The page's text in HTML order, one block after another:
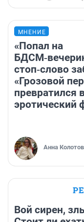
МНЕНИЕ
«Попал на
стоп‑слово
«Грозовой
превратился
эротический
Анна
Вой сирен,